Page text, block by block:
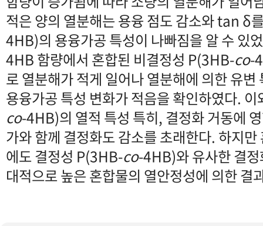
적은 양의 열분해는 용융 점도 감소와 tan δ
4HB)의 용융가공 특성이 나빠짐을 알 수 있
4HB 함량에서 혼합된 비결정성 P(3HB-co-
로 열분해가 적게 일어나 열분해에 의한 유
용융가공 특성 변화가 적음을 확인하였다.
co-4HB)의 열적 특성 특히, 결정화 거동에
가와 함께 결정화도 감소를 초래한다. 하지
에도 결정성 P(3HB-co-4HB)와 유사한 결
대적으로 높은 혼합물의 열안정성에 의한 결